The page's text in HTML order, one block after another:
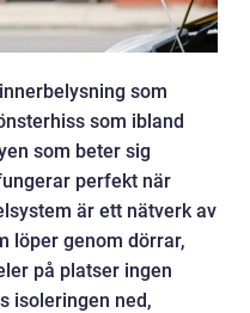
som
som ibland
som beter sig
perfekt när
är ett nätverk av
löper genom dörrar,
på platser ingen
isoleringen ned,